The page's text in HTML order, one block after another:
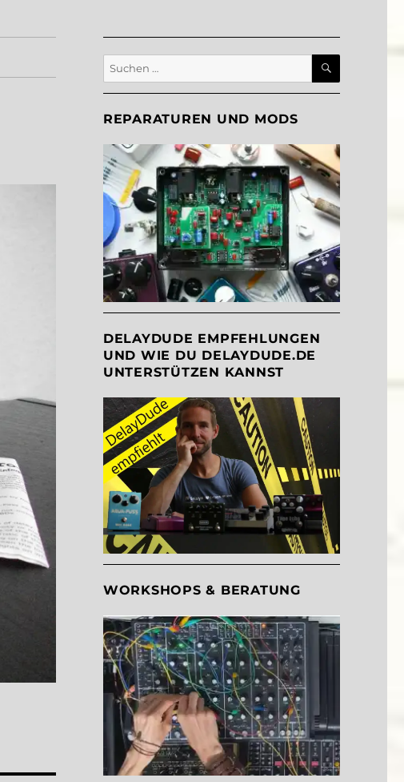
Suche
nach:
SUCHEN
REPARATUREN UND MODS
DELAYDUDE EMPFEHLUNGEN
UND WIE DU DELAYDUDE.DE
UNTERSTÜTZEN KANNST
WORKSHOPS & BERATUNG